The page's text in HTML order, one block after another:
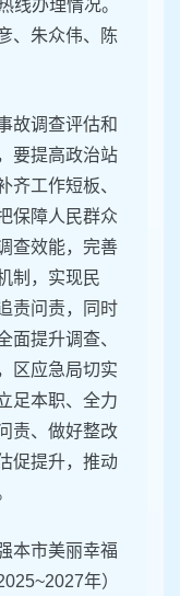
线办理情况。
、朱众伟、陈
故调查评估和
要提高政治站
齐工作短板、
保障人民群众
查效能，完善
制，实现民
责问责，同时
面提升调查、
区应急局切实
足本职、全力
责、做好整改
促提升，推动
本市美丽幸福
年）